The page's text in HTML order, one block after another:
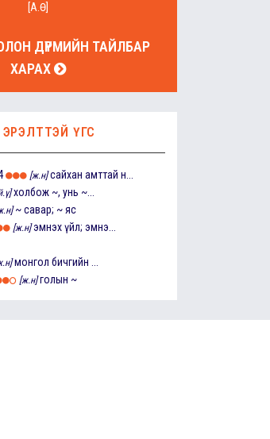
[А.Ө]
ДҮРМИЙН ТАЙЛБАР
ХАРАХ
ЭРЭЛТТЭЙ ҮГС
[ж.н] сайхан амттай н...
холбож ~, унь ~...
~ савар; ~ яс
[ж.н] эмнэх үйл; эмнэ...
монгол бичгийн ...
[ж.н] голын ~